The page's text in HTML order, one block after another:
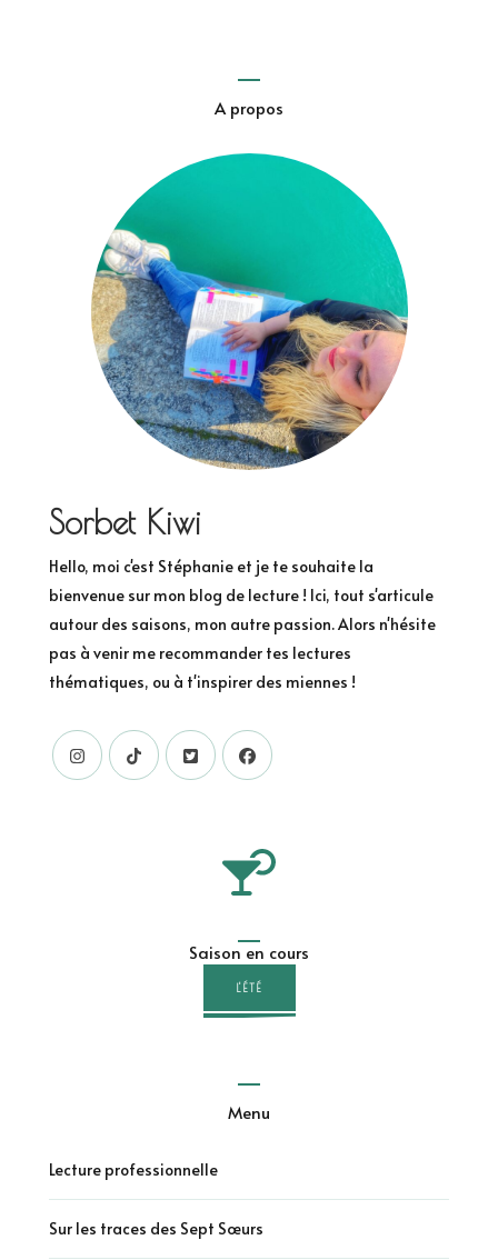
A propos
Sorbet Kiwi
Hello, moi c'est Stéphanie et je te souhaite la
bienvenue sur mon blog de lecture ! Ici, tout s'articule
autour des saisons, mon autre passion. Alors n'hésite
pas à venir me recommander tes lectures
thématiques, ou à t'inspirer des miennes !
Saison en cours
L'ÉTÉ
Menu
Lecture professionnelle
Sur les traces des Sept Sœurs